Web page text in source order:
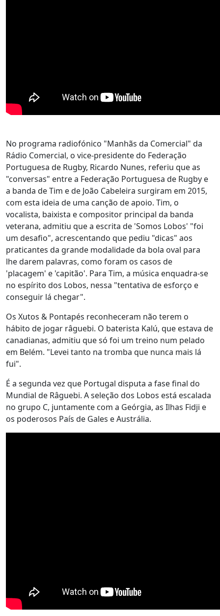
No programa radiofónico "Manhãs da Comercial" da
Rádio Comercial, o vice-presidente do Federação
Portuguesa de Rugby, Ricardo Nunes, referiu que as
"conversas" entre a Federação Portuguesa de Rugby e
a banda de Tim e de João Cabeleira surgiram em 2015,
com esta ideia de uma canção de apoio. Tim, o
vocalista, baixista e compositor principal da banda
veterana, admitiu que a escrita de 'Somos Lobos' "foi
um desafio", acrescentando que pediu "dicas" aos
praticantes da grande modalidade da bola oval para
lhe darem palavras, como foram os casos de
'placagem' e 'capitão'. Para Tim, a música enquadra-se
no espírito dos Lobos, nessa "tentativa de esforço e
conseguir lá chegar".
Os Xutos & Pontapés reconheceram não terem o
hábito de jogar râguebi. O baterista Kalú, que estava de
canadianas, admitiu que só foi um treino num pelado
em Belém. "Levei tanto na tromba que nunca mais lá
fui".
É a segunda vez que Portugal disputa a fase final do
Mundial de Râguebi. A seleção dos Lobos está escalada
no grupo C, juntamente com a Geórgia, as Ilhas Fidji e
os poderosos País de Gales e Austrália.